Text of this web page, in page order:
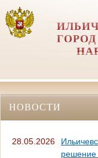
НОВОСТИ
28.05.2026